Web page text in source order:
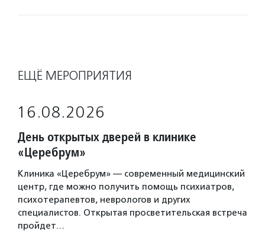
ЕЩЁ МЕРОПРИЯТИЯ
16.08.2026
День открытых дверей в клинике
«Церебрум»
Клиника «Церебрум» — современный медицинский
центр, где можно получить помощь психиатров,
психотерапевтов, неврологов и других
специалистов. Открытая просветительская встреча
пройдет…